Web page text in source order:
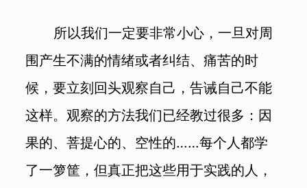
所以我们一定要非常小心，一旦对周
围产生不满的情绪或者纠结、痛苦的时
候，要立刻回头观察自己，告诫自己不能
这样。观察的方法我们已经教过很多：因
果的、菩提心的、空性的……每个人都学
了一箩筐，但真正把这些用于实践的人，